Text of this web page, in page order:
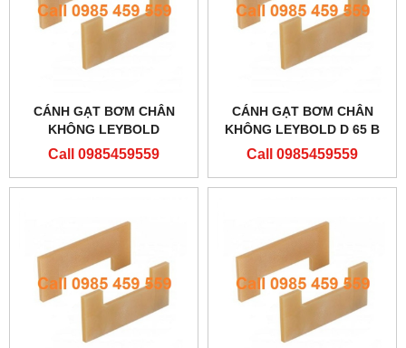
CÁNH GẠT BƠM CHÂN
KHÔNG LEYBOLD
ES20010886
Call 0985459559
CÁNH GẠT BƠM CHÂN
KHÔNG LEYBOLD D 65 B
Call 0985459559